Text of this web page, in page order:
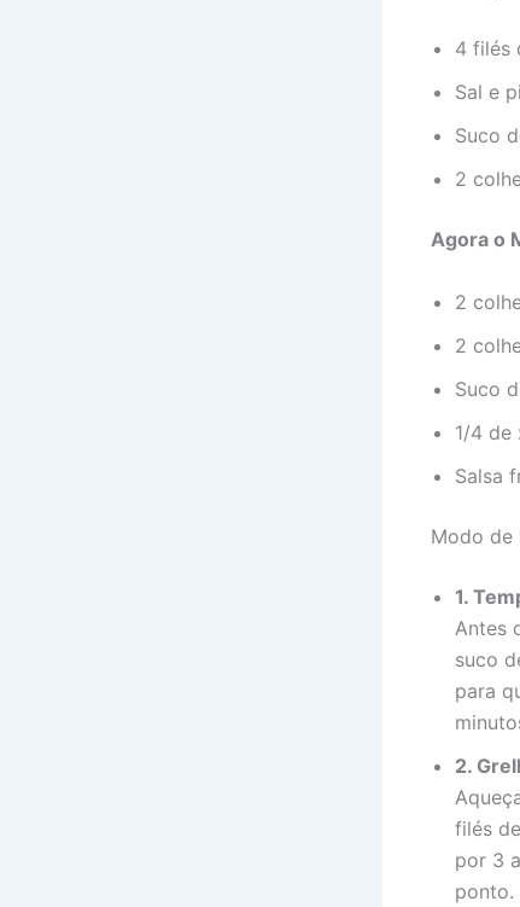
4 filés
Sal e
Suco
2
Agora o
2
2
Suco
1/4 de
Salsa
Modo de
1.
Antes
suco
para
2.
filés
por 3
ponto.